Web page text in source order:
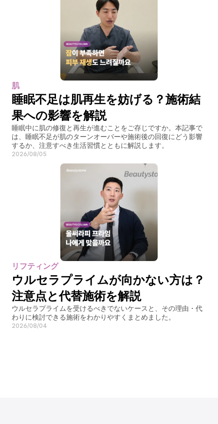
肌
睡眠不足は肌再生を妨げる？施術結
果への影響を解説
睡眠中に肌の修復と再生が進むことをご存じですか。本記事で
は、睡眠不足が肌のターンオーバーや施術後の回復にどう影響
するか、注意すべき生活習慣とともに解説します。
2026/08/05
リフティング
ウルセラプライムが向かない方は？
注意点と代替施術を解説
ウルセラプライムを受けるべきでないケースと、その理由・代
わりに検討できる施術をわかりやすくまとめました。
2026/08/04